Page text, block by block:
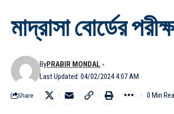
মাদ্রাসা বোর্ডের
Last Updated: 04/02/2024 4:07 AM
ByPRABIR MONDAL
Share 0 Min